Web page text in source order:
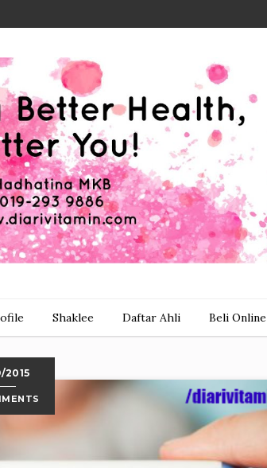
Shaklee Daftar Ahli Beli Online
2015